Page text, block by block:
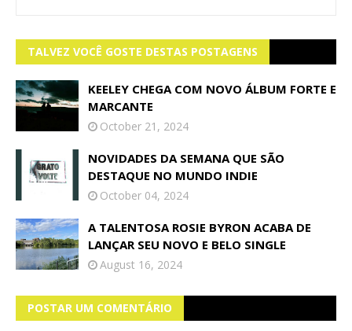
TALVEZ VOCÊ GOSTE DESTAS POSTAGENS
KEELEY CHEGA COM NOVO ÁLBUM FORTE E
MARCANTE
October 21, 2024
NOVIDADES DA SEMANA QUE SÃO
DESTAQUE NO MUNDO INDIE
October 04, 2024
A TALENTOSA ROSIE BYRON ACABA DE
LANÇAR SEU NOVO E BELO SINGLE
August 16, 2024
POSTAR UM COMENTÁRIO